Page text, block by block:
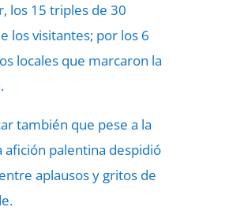
los 15 triples de 30
los visitantes; por los 6
locales que marcaron la
también que pese a la
afición palentina despidió
aplausos y gritos de